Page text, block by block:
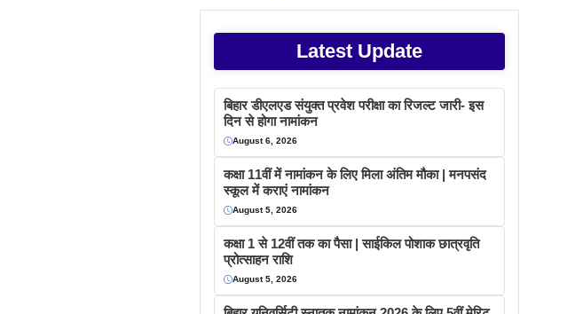
Latest Update
बिहार डीएलएड संयुक्त प्रवेश परीक्षा का रिजल्ट जारी- इस
दिन से होगा नामांकन
August 6, 2026
कक्षा 11वीं में नामांकन के लिए मिला अंतिम मौका | मनपसंद
स्कूल में कराएं नामांकन
August 5, 2026
कक्षा 1 से 12वीं तक का पैसा | साईकिल पोशाक छात्रवृति
प्रोत्साहन राशि
August 5, 2026